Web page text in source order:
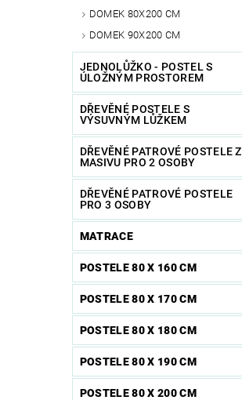
DOMEK 80X200 CM
DOMEK 90X200 CM
JEDNOLŮŽKO - POSTEL S
ÚLOŽNÝM PROSTOREM
DŘEVĚNÉ POSTELE S
VÝSUVNÝM LŮŽKEM
DŘEVĚNÉ PATROVÉ POSTELE Z
MASIVU PRO 2 OSOBY
DŘEVĚNÉ PATROVÉ POSTELE
PRO 3 OSOBY
MATRACE
POSTELE 80 X 160 CM
POSTELE 80 X 170 CM
POSTELE 80 X 180 CM
POSTELE 80 X 190 CM
POSTELE 80 X 200 CM